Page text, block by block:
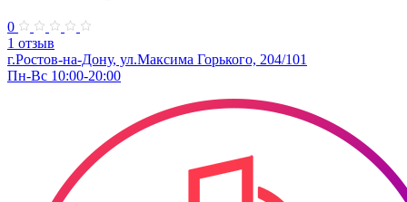
0
1 отзыв
г.Ростов-на-Дону, ул.Максима Горького, 204/101
Пн-Вс 10:00-20:00